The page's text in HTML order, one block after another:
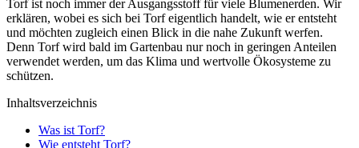
Torf ist noch immer der Ausgangsstoff für viele Blumenerden. Wir
erklären, wobei es sich bei Torf eigentlich handelt, wie er entsteht
und möchten zugleich einen Blick in die nahe Zukunft werfen.
Denn Torf wird bald im Gartenbau nur noch in geringen Anteilen
verwendet werden, um das Klima und wertvolle Ökosysteme zu
schützen.
Inhaltsverzeichnis
Was ist Torf?
Wie entsteht Torf?